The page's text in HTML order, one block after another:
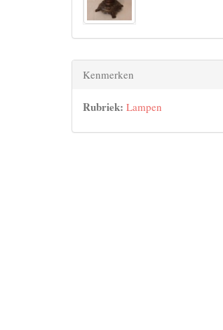
Kenmerken
Rubriek: Lampen